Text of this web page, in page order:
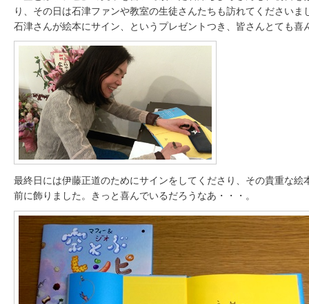
り、その日は石津ファンや教室の生徒さんたちも訪れてください
石津さんが絵本にサイン、というプレゼントつき、皆さんとても喜
最終日には伊藤正道のためにサインをしてくださり、その貴重な絵
前に飾りました。きっと喜んでいるだろうなあ・・・。